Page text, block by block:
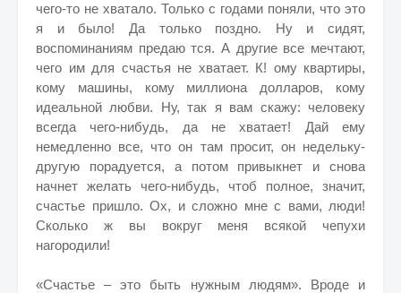
чего-то не хватало. Только с годами поняли, что это
я и было! Да только поздно. Ну и сидят,
воспоминаниям предаю тся. А другие все мечтают,
чего им для счастья не хватает. К! ому квартиры,
кому машины, кому миллиона долларов, кому
идеальной любви. Ну, так я вам скажу: человеку
всегда чего-нибудь, да не хватает! Дай ему
немедленно все, что он там просит, он недельку-
другую порадуется, а потом привыкнет и снова
начнет желать чего-нибудь, чтоб полное, значит,
счастье пришло. Ох, и сложно мне с вами, люди!
Сколько ж вы вокруг меня всякой чепухи
нагородили!
«Счастье – это быть нужным людям». Вроде и